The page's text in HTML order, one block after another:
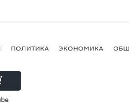
ПОЛИТИКА ЭКОНОМИКА